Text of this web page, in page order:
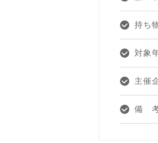
持ち
対象
主催
備